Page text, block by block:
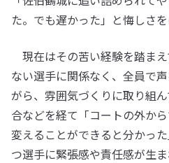
た。でも遅かった」と悔しさを
現在はその苦い経験を踏ま
ない選手に関係なく、全員で
がら、雰囲気づくりに取り組
合などを経て「コートの外か
変えることができると分かっ
つ選手に緊張感や責任感が生